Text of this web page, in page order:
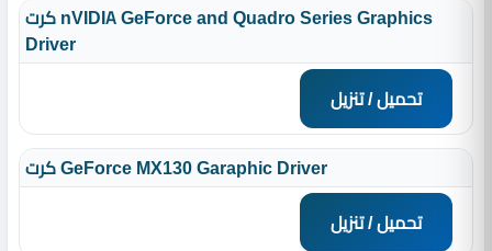
كرت nVIDIA GeForce and Quadro Series Graphics
Driver
تحميل / تنزيل
كرت GeForce MX130 Garaphic Driver
تحميل / تنزيل